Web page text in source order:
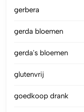
gerbera
gerda bloemen
gerda's bloemen
glutenvrij
goedkoop drank